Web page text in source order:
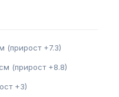
(прирост +7.3)
(прирост +8.8)
+3)